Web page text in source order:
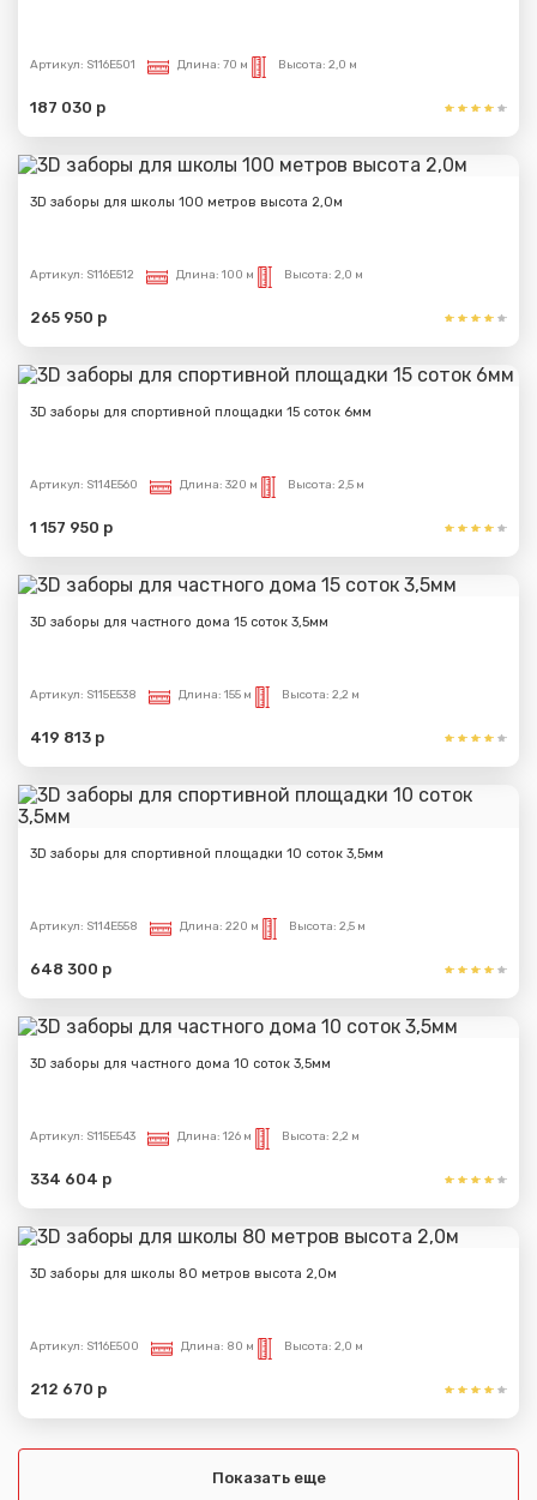
Артикул: S116E501 Длина: 70 м Высота: 2,0 м
187 030 р
3D заборы для школы 100 метров высота 2,0м
Артикул: S116E512 Длина: 100 м Высота: 2,0 м
265 950 р
3D заборы для спортивной площадки 15 соток 6мм
Артикул: S114E560 Длина: 320 м Высота: 2,5 м
1 157 950 р
3D заборы для частного дома 15 соток 3,5мм
Артикул: S115E538 Длина: 155 м Высота: 2,2 м
419 813 р
3D заборы для спортивной площадки 10 соток 3,5мм
Артикул: S114E558 Длина: 220 м Высота: 2,5 м
648 300 р
3D заборы для частного дома 10 соток 3,5мм
Артикул: S115E543 Длина: 126 м Высота: 2,2 м
334 604 р
3D заборы для школы 80 метров высота 2,0м
Артикул: S116E500 Длина: 80 м Высота: 2,0 м
212 670 р
Показать еще
Сообщение успешно
Спасибо за обращение, наш специалист свяжется с